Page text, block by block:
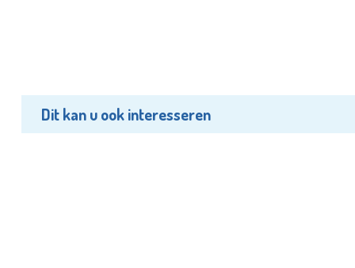
Dit kan u ook interesseren